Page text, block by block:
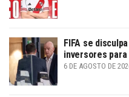
FIFA se
inversores
6 DE AGOSTO DE